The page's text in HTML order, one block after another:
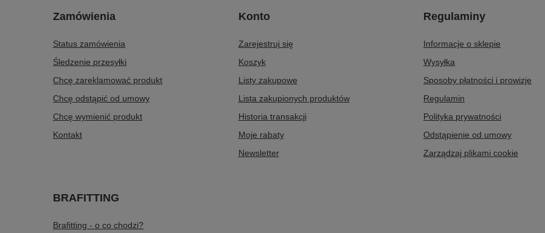
Zamówienia
Status zamówienia
Śledzenie przesyłki
Chcę zareklamować produkt
Chcę odstąpić od umowy
Chcę wymienić produkt
Kontakt
Konto
Zarejestruj się
Koszyk
Listy zakupowe
Lista zakupionych produktów
Historia transakcji
Moje rabaty
Newsletter
Regulaminy
Informacje o sklepie
Wysyłka
Sposoby płatności i prowizje
Regulamin
Polityka prywatności
Odstąpienie od umowy
Zarządzaj plikami cookie
BRAFITTING
Brafitting - o co chodzi?